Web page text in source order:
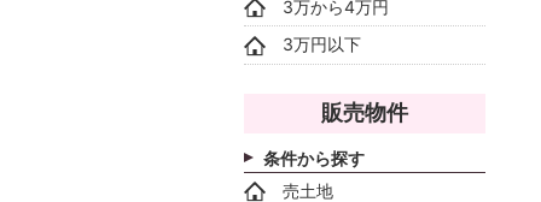
3万から4万円
3万円以下
販売物件
条件から探す
売土地